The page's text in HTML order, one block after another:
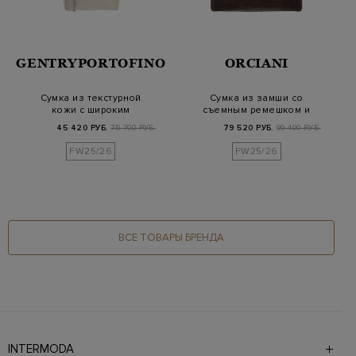
GENTRYPORTOFINO
Сумка из текстурной
кожи с широким
ремнем
45 420 РУБ. 75 700 РУБ.
FW25/26
ORCIANI
Сумка из замши со
съемным ремешком и
79 520 РУБ. 99 400 РУБ.
FW25/26
ВСЕ ТОВАРЫ БРЕНДА
INTERMODA